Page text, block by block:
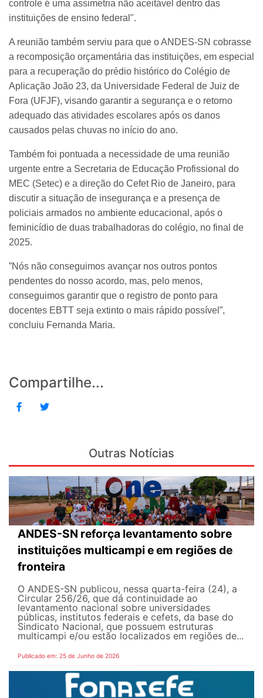
controle é uma assimetria não aceitável dentro das
instituições de ensino federal".
A reunião também serviu para que o ANDES-SN cobrasse
a recomposição orçamentária das instituições, em especial
para a recuperação do prédio histórico do Colégio de
Aplicação João 23, da Universidade Federal de Juiz de
Fora (UFJF), visando garantir a segurança e o retorno
adequado das atividades escolares após os danos
causados pelas chuvas no início do ano.
Também foi pontuada a necessidade de uma reunião
urgente entre a Secretaria de Educação Profissional do
MEC (Setec) e a direção do Cefet Rio de Janeiro, para
discutir a situação de insegurança e a presença de
policiais armados no ambiente educacional, após o
feminicídio de duas trabalhadoras do colégio, no final de
2025.
”Nós não conseguimos avançar nos outros pontos
pendentes do nosso acordo, mas, pelo menos,
conseguimos garantir que o registro de ponto para
docentes EBTT seja extinto o mais rápido possível”,
concluiu Fernanda Maria.
Compartilhe...
Outras Notícias
ANDES-SN reforça levantamento sobre
instituições multicampi e em regiões de
fronteira
O ANDES-SN publicou, nessa quarta-feira (24), a
Circular 256/26, que dá continuidade ao
levantamento nacional sobre universidades
públicas, institutos federais e cefets, da base do
Sindicato Nacional, que possuem estruturas
multicampi e/ou estão localizados em regiões de...
Publicado em: 25 de Junho de 2026